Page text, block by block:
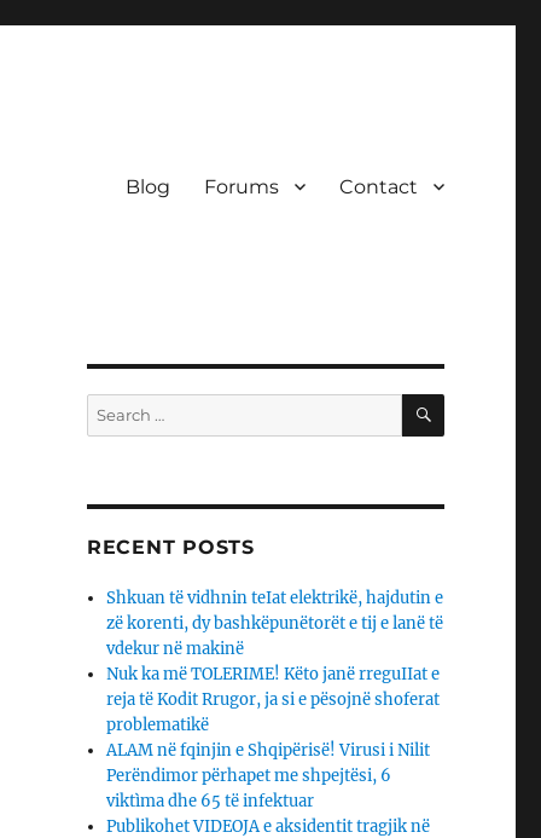
Blog Forums Contact
Search
for:
SEARCH
RECENT POSTS
Shkuan të vidhnin teIat elektrikë, hajdutin e
zë korenti, dy bashkëpunëtorët e tij e lanë të
vdekur në makinë
Nuk ka më TOLERIME! Këto janë rreguIIat e
reja të Kodit Rrugor, ja si e pësojnë shoferat
problematikë
ALAM në fqinjin e Shqipërisë! Virusi i Nilit
Perëndimor përhapet me shpejtësi, 6
viktìma dhe 65 të infektuar
Publikohet VIDEOJA e aksidentit tragjik në